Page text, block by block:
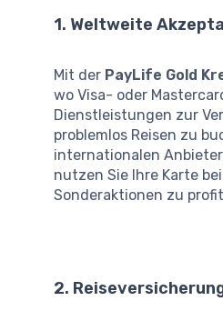
1. Weltweite
Mit der PayLife Gold
wo Visa- oder
Dienstleistungen zur
problemlos Reisen zu
internationalen
nutzen Sie Ihre Karte
Sonderaktionen zu
2.